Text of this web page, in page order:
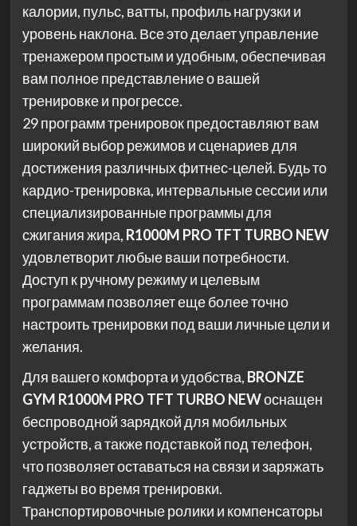
калории, пульс, ватты, профиль нагрузки и
уровень наклона. Все это делает управление
тренажером простым и удобным, обеспечивая
вам полное представление о вашей
тренировке и прогрессе.
29 программ тренировок предоставляют вам
широкий выбор режимов и сценариев для
достижения различных фитнес-целей. Будь то
кардио-тренировка, интервальные сессии или
специализированные программы для
сжигания жира, R1000M PRO TFT TURBO NEW
удовлетворит любые ваши потребности.
Доступ к ручному режиму и целевым
программам позволяет еще более точно
настроить тренировки под ваши личные цели и
желания.
Для вашего комфорта и удобства, BRONZE
GYM R1000M PRO TFT TURBO NEWоснащен
беспроводной зарядкой для мобильных
устройств, а также подставкой под телефон,
что позволяет оставаться на связи и заряжать
гаджеты во время тренировки.
Транспортировочные ролики и компенсаторы